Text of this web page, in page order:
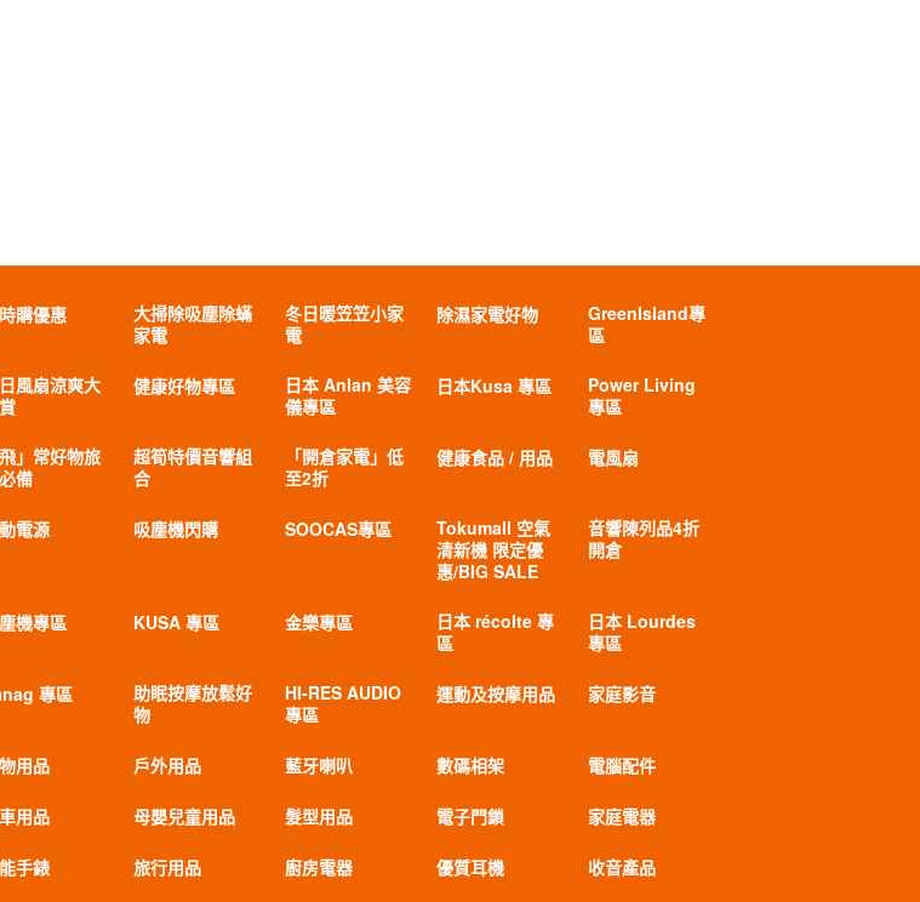
購優惠
大掃除吸塵除蟎
家電
冬日暖笠笠小家
電
除濕家電好物
GreenIsland專
區
風扇涼爽大
健康好物專區
日本 Anlan 美容
儀專區
日本Kusa 專區
Power Living
專區
飛」常好物旅
備
超筍特價音響組
合
「開倉家電」低
至2折
健康食品 / 用品 電風扇
電源 吸塵機閃購 SOOCAS專區
Tokumall 空氣
清新機 限定優
惠/BIG SALE
音響陳列品4折
開倉
機專區 KUSA 專區 金樂專區
日本 récolte 專
區
日本 Lourdes
專區
專區
助眠按摩放鬆好
物
HI-RES AUDIO
專區
運動及按摩用品 家庭影音
用品 戶外用品 藍牙喇叭 數碼相架 電腦配件
用品 母嬰兒童用品 髮型用品 電子門鎖 家庭電器
手錶 旅行用品 廚房電器 優質耳機 收音產品